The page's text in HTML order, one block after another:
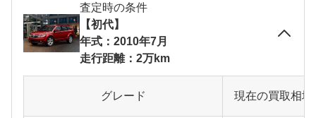
査定時の条件
【初代】
年式：2010年7月
走行距離：2万km
グレード 現在の買取相